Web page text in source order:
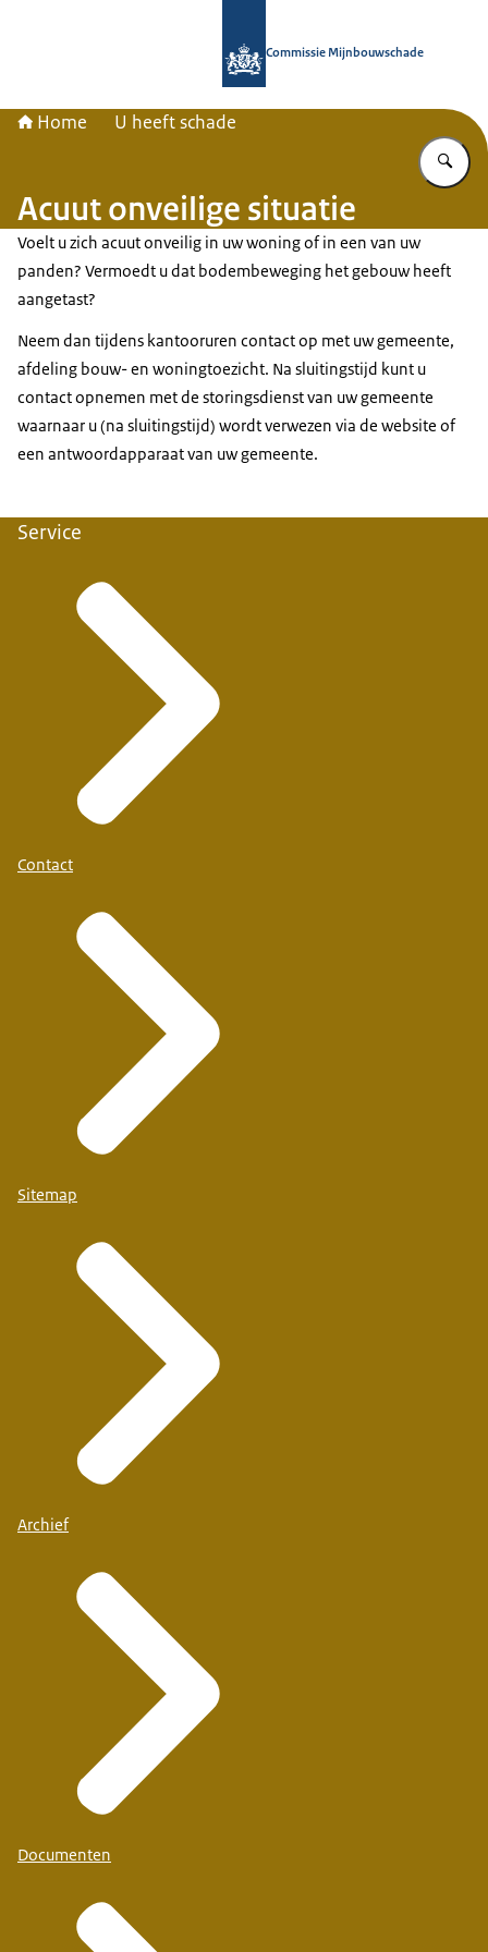
Commissie Mijnbouwschade
Home U heeft schade
Acuut onveilige situatie
Voelt u zich acuut onveilig in uw woning of in een van uw
panden? Vermoedt u dat bodembeweging het gebouw heeft
aangetast?
Neem dan tijdens kantooruren contact op met uw gemeente,
afdeling bouw- en woningtoezicht. Na sluitingstijd kunt u
contact opnemen met de storingsdienst van uw gemeente
waarnaar u (na sluitingstijd) wordt verwezen via de website of
een antwoordapparaat van uw gemeente.
Service
Contact
Sitemap
Archief
Documenten